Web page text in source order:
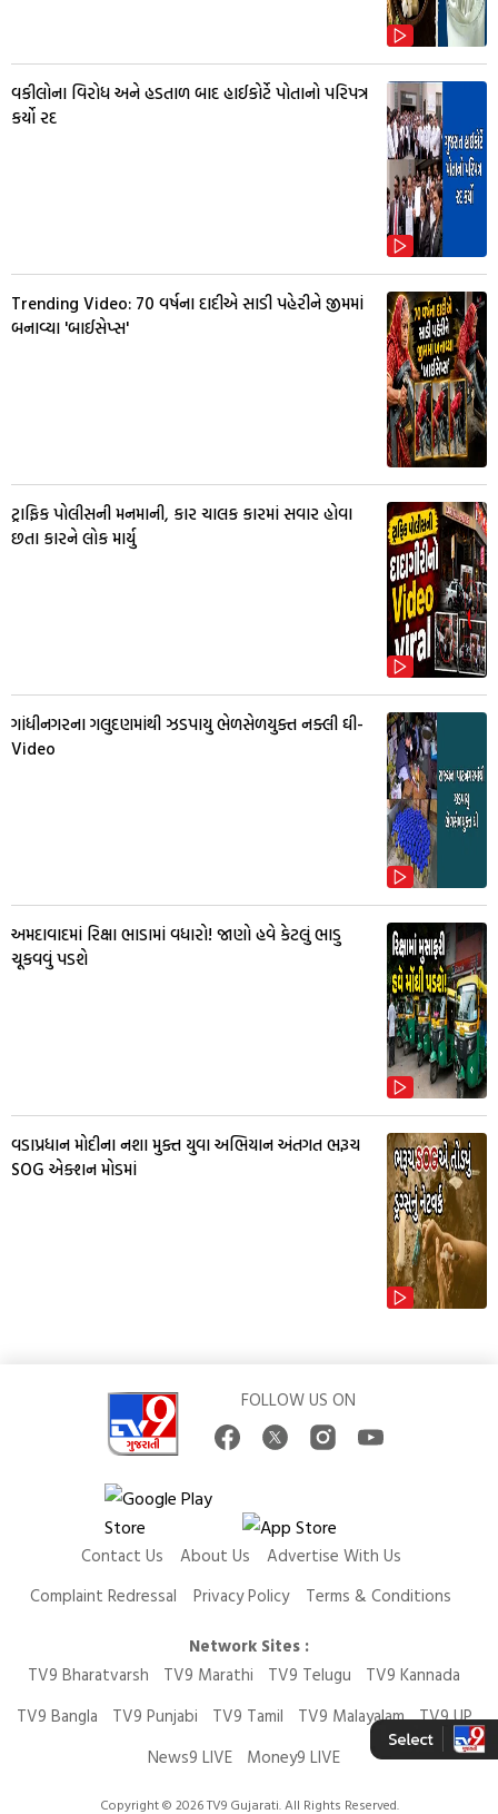
વકીલોના વિરોધ અને હડતાળ બાદ હાઈકોર્ટે પોતાનો પરિપત્ર
કર્યો રદ
Trending Video: 70 વર્ષના દાદીએ સાડી પહેરીને જીમમાં
બનાવ્યા 'બાઈસેપ્સ'
ટ્રાફિક પોલીસની મનમાની, કાર ચાલક કારમાં સવાર હોવા
છતા કારને લોક માર્યુ
ગાંધીનગરના ગલુદણમાંથી ઝડપાયુ ભેળસેળયુક્ત નક્લી ઘી-
Video
અમદાવાદમાં રિક્ષા ભાડામાં વધારો! જાણો હવે કેટલું ભાડુ
ચૂકવવું પડશે
વડાપ્રધાન મોદીના નશા મુક્ત યુવા અભિયાન અંતગત ભરૂચ
SOG એક્શન મોડમાં
FOLLOW US ON
Contact Us About Us
Advertise With Us
Complaint Redressal
Privacy Policy
Terms & Conditions
Network Sites :
TV9 Bharatvarsh
TV9 Marathi TV9 Telugu
TV9 Kannada
TV9 Bangla
TV9 Punjabi TV9 Tamil TV9 Malayalam TV9 UP
News9 LIVE
Money9 LIVE
Copyright © 2026 TV9 Gujarati. All Rights Reserved.